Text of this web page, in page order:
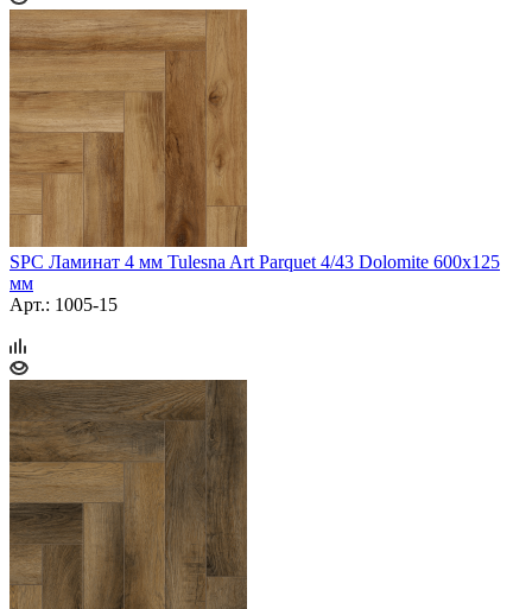
SPC Ламинат 4 мм Tulesna Art Parquet 4/43 Dolomite 600х125
мм
Арт.: 1005-15